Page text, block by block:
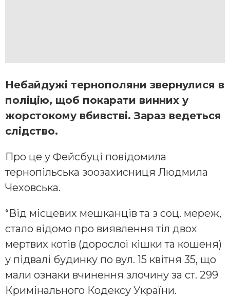
Небайдужі тернополяни звернулися в
поліцію, щоб покарати винних у
жорстокому вбивстві. Зараз ведеться
слідство.
Про це у Фейсбуці повідомила
тернопільська зоозахисниця Людмила
Чеховська.
“Від місцевих мешканців та з соц. мереж,
стало відомо про виявлення тіл двох
мертвих котів (дорослої кішки та кошеня)
у підвалі будинку по вул. 15 квітня 35, що
мали ознаки вчинення злочину за ст. 299
Кримінального Кодексу України.